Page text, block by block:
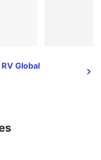
Global